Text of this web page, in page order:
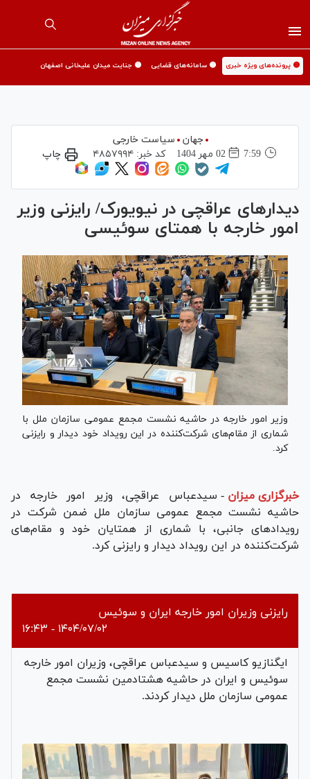
🟡 پرونده‌های ویژه خبری 🟡 سامانه‌های قضایی 🟡 جنایت میدان علیخانی اصفهان
جهان
سیاست خارجی
7:59
02 مهر 1404 کد خبر: ۴۸۵۷۹۹۴ چاپ
دیدار‌های عراقچی در نیویورک/ رایزنی وزیر
امور خارجه با همتای سوئیسی
وزیر امور خارجه در حاشیه نشست مجمع عمومی سازمان ملل با
شماری از مقام‌های شرکت‌کننده در این رویداد خود دیدار و رایزنی
کرد.
خبرگزاری میزان - سیدعباس عراقچی، وزیر امور خارجه در
حاشیه نشست مجمع عمومی سازمان ملل ضمن شرکت در
رویدادهای جانبی، با شماری از همتایان خود و مقام‌های
شرکت‌کننده در این رویداد دیدار و رایزنی کرد.
رایزنی وزیران امور خارجه ایران و سوئیس
۱۴۰۴/۰۷/۰۲ - ۱۶:۴۳
ایگنازیو کاسیس و سیدعباس عراقچی، وزیران امور خارجه
سوئیس و ایران در حاشیه هشتادمین نشست مجمع
عمومی سازمان ملل دیدار کردند.